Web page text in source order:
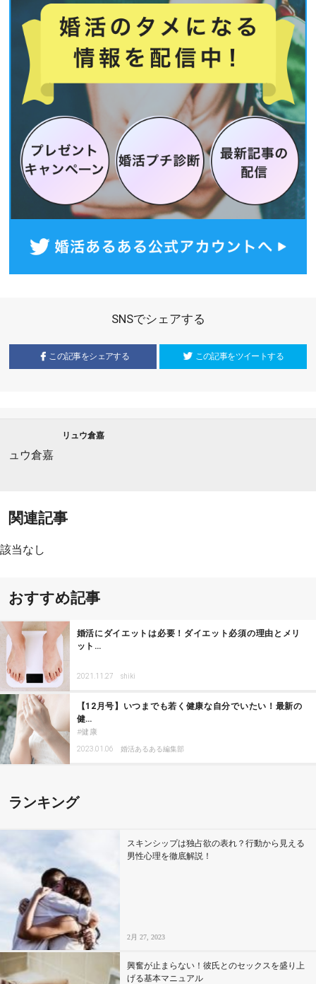
SNSでシェアする
この記事をシェアする この記事をツイートする
リュウ倉嘉
関連記事
該当なし
おすすめ記事
婚活にダイエットは必要！ダイエット必須の理由とメリ
ット…
2021.11.27 shiki
【12月号】いつまでも若く健康な自分でいたい！最新の
健…
健康
2023.01.06 婚活あるある編集部
ランキング
スキンシップは独占欲の表れ？行動から見える
男性心理を徹底解説！
2月 27, 2023
興奮が止まらない！彼氏とのセックスを盛り上
げる基本マニュアル